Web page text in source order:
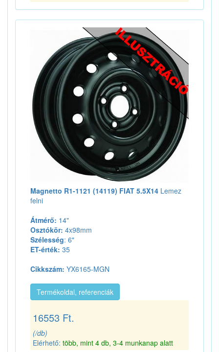
Magnetto R1-1121 (14119) FIAT 5.5X14 Lemez
felni
Átmérő: 14"
Osztókör: 4x98mm
Szélesség: 6"
ET-érték: 35
Cikkszám: YX6165-MGN
Termékoldal, referenciák
16553 Ft.
(/db)
Elérhető: több, mint 4 db, 3-4 munkanap alatt